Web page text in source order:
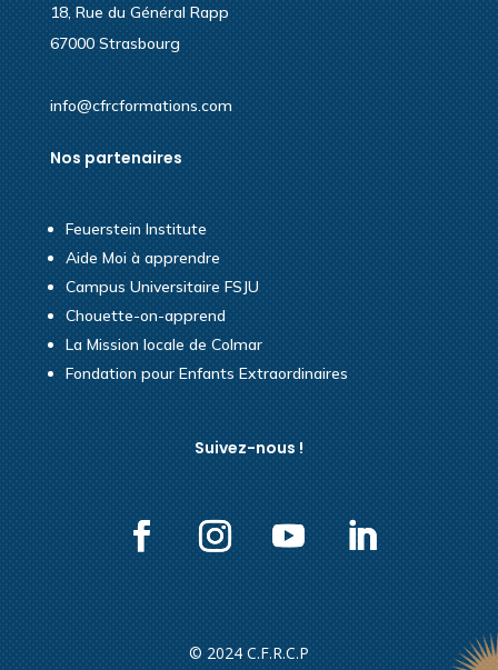
18, Rue du Général Rapp
67000 Strasbourg
info@cfrcformations.com
Nos partenaires
Feuerstein Institute
Aide Moi à apprendre
Campus Universitaire FSJU
Chouette-on-apprend
La Mission locale de Colmar
Fondation pour Enfants Extraordinaires
Suivez-nous !
© 2024 C.F.R.C.P